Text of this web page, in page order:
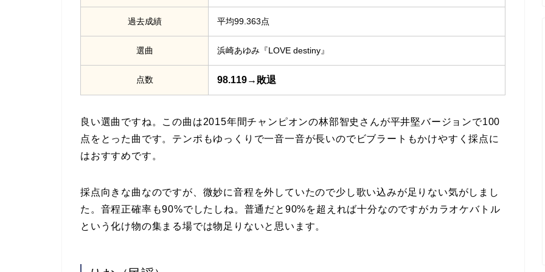
過去成績 平均99.363点
選曲 浜崎あゆみ『LOVE destiny』
点数 98.119→敗退
良い選曲ですね。この曲は2015年間チャンピオンの林部智史さんが平井堅バージョンで100
点をとった曲です。テンポもゆっくりで一音一音が長いのでビブラートもかけやすく採点に
はおすすめです。
採点向きな曲なのですが、微妙に音程を外していたので少し歌い込みが足りない気がしまし
た。音程正確率も90%でしたしね。普通だと90%を超えれば十分なのですがカラオケバトル
という化け物の集まる場では物足りないと思います。